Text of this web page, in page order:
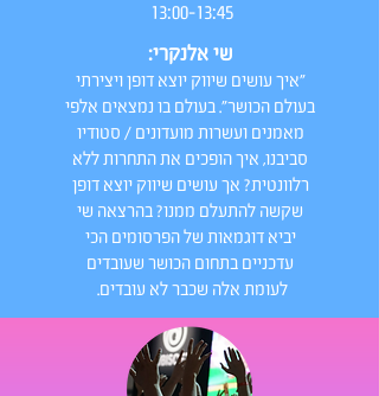
13:00-13:45
שי אלנקרי:
"איך עושים שיווק יוצא דופן ויצירתי
בעולם הכושר". בעולם בו נמצאים אלפי
מאמנים ועשרות מועדונים / סטודיו
סביבנו, איך הופכים את התחרות ללא
רלוונטית? אך עושים שיווק יוצא דופן
שקשה להתעלם ממנו? בהרצאה שי
יביא דוגמאות של הפרסומים הכי
עדכניים בתחום הכושר שעובדים
לעומת אלה שכבר לא עובדים.